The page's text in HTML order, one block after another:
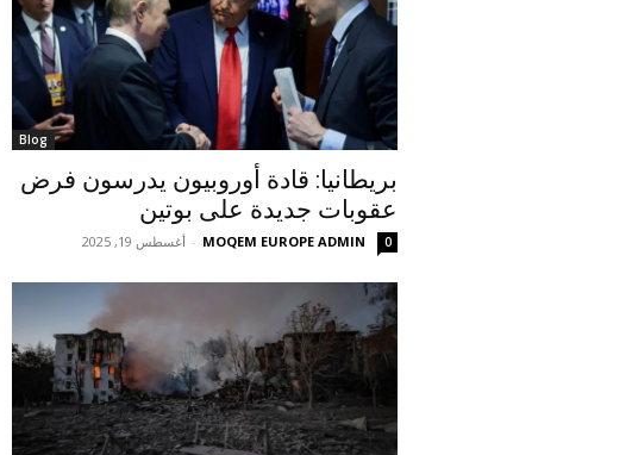
Blog
بريطانيا: قادة أوروبيون يدرسون فرض
عقوبات جديدة على بوتين
MOQEM EUROPE ADMIN
- أغسطس 19, 2025 0